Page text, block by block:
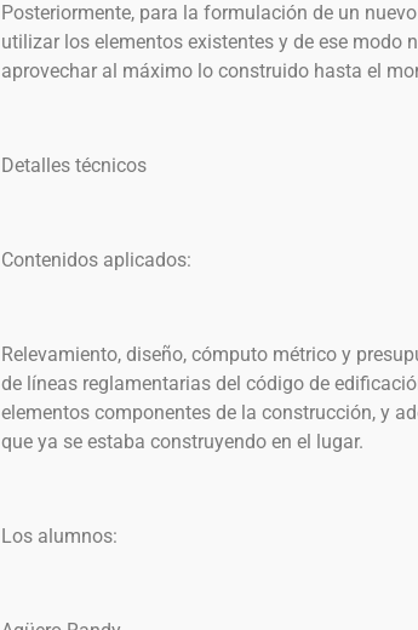
Posteriormente, para la formulación de un
utilizar los elementos existentes y de ese modo
aprovechar al máximo lo construido hasta el
Detalles técnicos
Contenidos aplicados:
Relevamiento, diseño, cómputo métrico y
de líneas reglamentarias del código de
elementos componentes de la construcción, y
que ya se estaba construyendo en el lugar.
Los alumnos: